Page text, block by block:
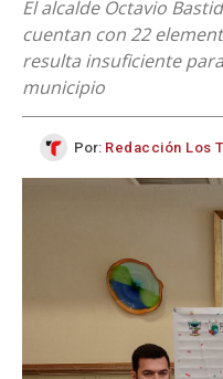
El alcalde Octavio
cuentan con 22
resulta insuficiente
municipio
Por: Redacción Los